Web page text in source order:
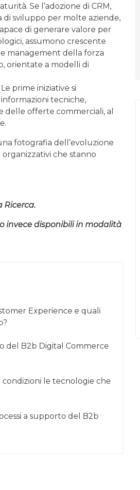
Se l’adozione di CRM,
sviluppo per molte aziende,
di generare valore per
assumono crescente
management della forza
orientate a modelli di
prime iniziative si
tecniche,
delle offerte commerciali, al
fotografia dell’evoluzione
che stanno
Ricerca.
invece disponibili in modalità
Experience e quali
del B2b Digital Commerce
le tecnologie che
a supporto del B2b